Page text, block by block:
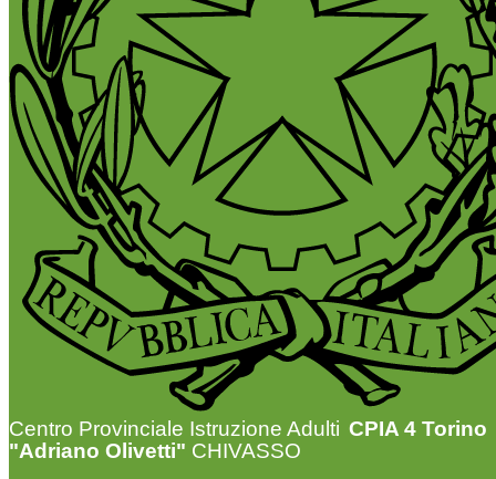
Centro Provinciale Istruzione Adulti CPIA 4 Torino
"Adriano Olivetti" CHIVASSO